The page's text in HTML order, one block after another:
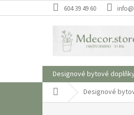
na
604 39 49 60
Designové bytové
Domů Designové